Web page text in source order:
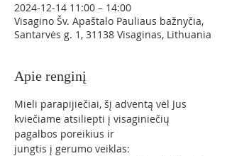
2024-12-14 11:00 – 14:00
Visagino Šv. Apaštalo Pauliaus bažnyčia,
Santarvės g. 1, 31138 Visaginas, Lithuania
Apie renginį
Mieli parapijiečiai, šį adventą vėl Jus
kviečiame atsiliepti į visaginiečių
pagalbos poreikius ir
jungtis į gerumo veiklas: